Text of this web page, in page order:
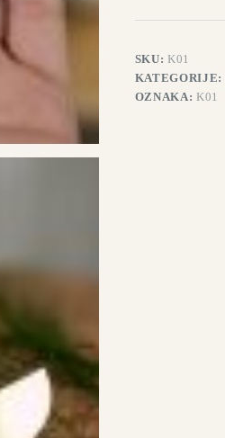
SKU:K01
KATEGORIJE:
OZNAKA:K01